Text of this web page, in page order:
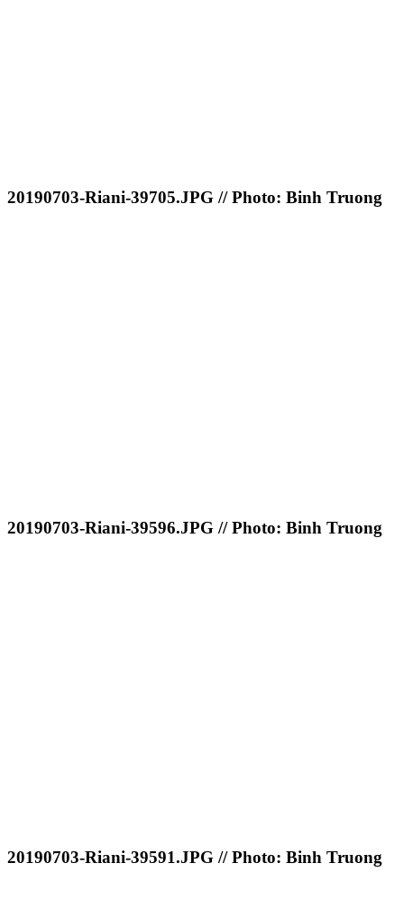
20190703-Riani-39705.JPG // Photo: Binh Truong
20190703-Riani-39596.JPG // Photo: Binh Truong
20190703-Riani-39591.JPG // Photo: Binh Truong